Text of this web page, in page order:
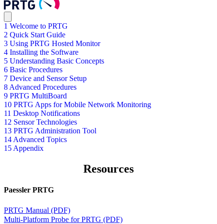
1 Welcome to PRTG
2 Quick Start Guide
3 Using PRTG Hosted Monitor
4 Installing the Software
5 Understanding Basic Concepts
6 Basic Procedures
7 Device and Sensor Setup
8 Advanced Procedures
9 PRTG MultiBoard
10 PRTG Apps for Mobile Network Monitoring
11 Desktop Notifications
12 Sensor Technologies
13 PRTG Administration Tool
14 Advanced Topics
15 Appendix
Resources
Paessler PRTG
PRTG Manual (PDF)
Multi-Platform Probe for PRTG (PDF)